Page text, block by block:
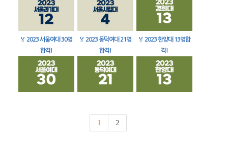
🏅 2023 서울여대 30명
합격!
🏅 2023 동덕여대 21명
합격!
🏅 2023 한양대 13명합
격!
1 2